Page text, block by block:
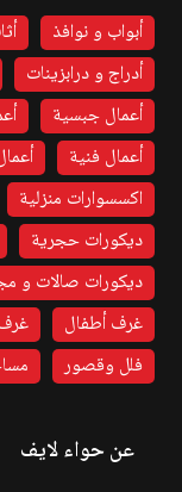
أبواب و نوافذ
أدراج و درابزينات
أعمال جبسية
أعمال فنية
اكسسوارات منزلية
ديكورات حجرية
ديكورات صالات و
غرف أطفال
فلل وقصور
عن حواء لايف